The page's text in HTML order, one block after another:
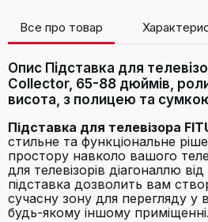
Все про товар
Опис Підставка для
Collector, 65-88 дюймів,
висота, з полицею та
Підставка для телевізора
стильне та функціональне
простору навколо вашого
для телевізорів діагоналлю
підставка дозволить вам
сучасну зону для перегляду у
будь-якому іншому приміщенні.